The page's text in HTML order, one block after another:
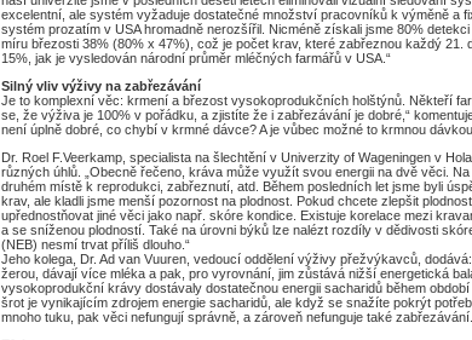
excelentní, ale systém vyžaduje dostatečné množství pracovníků k výměně a
systém prozatím v USA hromadně nerozšířil. Nicméně získali jsme 80%
míru březosti 38% (80% x 47%), což je počet krav, které zabřeznou každý 21.
15%, jak je vysledován národní průměr mléčných farmářů v USA.“
Silný vliv výživy na zabřezávání
Je to komplexní věc: krmení a březost vysokoprodukčních holštýnů. Někteří
se, že výživa je 100% v pořádku, a zjistíte že i zabřezávání je dobré,“
není úplně dobré, co chybí v krmné dávce? A je vůbec možné to krmnou
Dr. Roel F.Veerkamp, specialista na šlechtění v Univerzity of Wageningen v
různých úhlů. „Obecně řečeno, kráva může využít svou energii na dvě věci.
druhém místě k reprodukci, zabřeznutí, atd. Během posledních let jsme byli
krav, ale kladli jsme menší pozornost na plodnost. Pokud chcete zlepšit
upřednostňovat jiné věci jako např. skóre kondice. Existuje korelace mezi
a se sníženou plodností. Také na úrovni býků lze nalézt rozdíly v dědivosti
(NEB) nesmí trvat příliš dlouho.“
Jeho kolega, Dr. Ad van Vuuren, vedoucí oddělení výživy přežvýkavců,
žerou, dávají více mléka a pak, pro vyrovnání, jim zůstává nižší energetická
vysokoprodukční krávy dostávaly dostatečnou energii sacharidů během
šrot je vynikajícím zdrojem energie sacharidů, ale když se snažíte pokrýt
mnoho tuku, pak věci nefungují správně, a zároveň nefunguje také